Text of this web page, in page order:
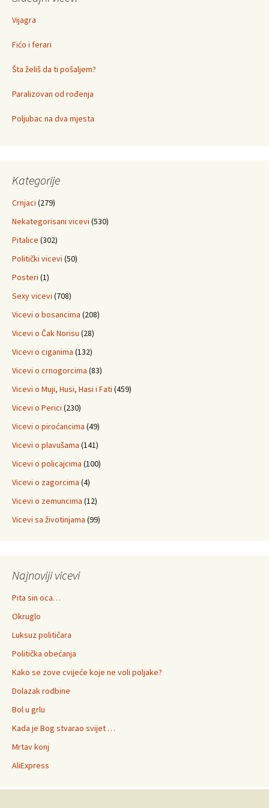
Vijagra
Fićo i ferari
Šta želiš da ti pošaljem?
Paralizovan od rođenja
Poljubac na dva mjesta
Kategorije
Crnjaci (279)
Nekategorisani vicevi (530)
Pitalice (302)
Politički vicevi (50)
Posteri (1)
Sexy vicevi (708)
Vicevi o bosancima (208)
Vicevi o Čak Norisu (28)
Vicevi o ciganima (132)
Vicevi o crnogorcima (83)
Vicevi o Muji, Husi, Hasi i Fati (459)
Vicevi o Perici (230)
Vicevi o piroćancima (49)
Vicevi o plavušama (141)
Vicevi o policajcima (100)
Vicevi o zagorcima (4)
Vicevi o zemuncima (12)
Vicevi sa životinjama (99)
Najnoviji vicevi
Pita sin oca…
Okruglo
Luksuz političara
Politička obećanja
Kako se zove cvijeće koje ne voli poljake?
Dolazak rodbine
Bol u grlu
Kada je Bog stvarao svijet …
Mrtav konj
AliExpress